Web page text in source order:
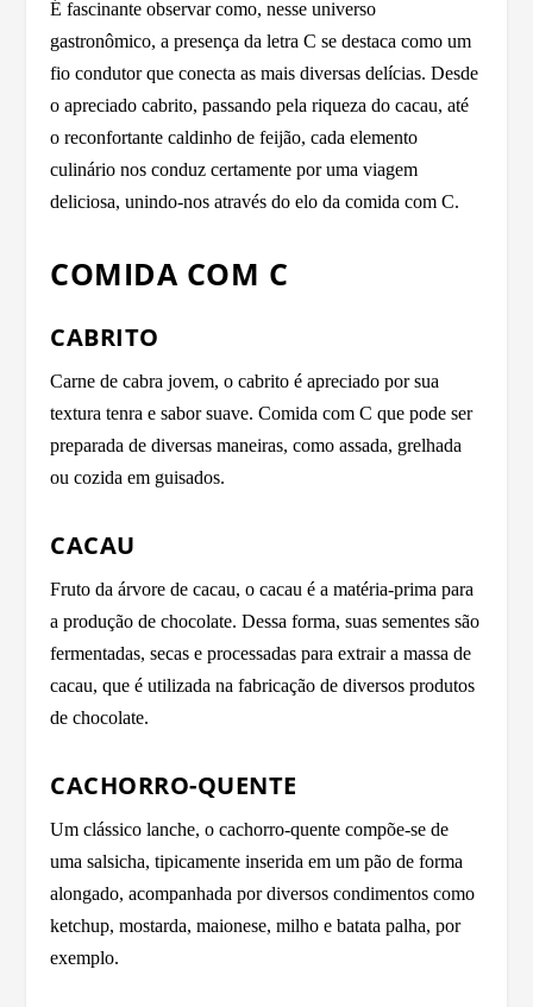
É fascinante observar como, nesse universo
gastronômico, a presença da letra C se destaca como um
fio condutor que conecta as mais diversas delícias. Desde
o apreciado cabrito, passando pela riqueza do cacau, até
o reconfortante caldinho de feijão, cada elemento
culinário nos conduz certamente por uma viagem
deliciosa, unindo-nos através do elo da comida com C.
COMIDA COM C
CABRITO
Carne de cabra jovem, o cabrito é apreciado por sua
textura tenra e sabor suave. Comida com C que pode ser
preparada de diversas maneiras, como assada, grelhada
ou cozida em guisados.
CACAU
Fruto da árvore de cacau, o cacau é a matéria-prima para
a produção de chocolate. Dessa forma, suas sementes são
fermentadas, secas e processadas para extrair a massa de
cacau, que é utilizada na fabricação de diversos produtos
de chocolate.
CACHORRO-QUENTE
Um clássico lanche, o cachorro-quente compõe-se de
uma salsicha, tipicamente inserida em um pão de forma
alongado, acompanhada por diversos condimentos como
ketchup, mostarda, maionese, milho e batata palha, por
exemplo.